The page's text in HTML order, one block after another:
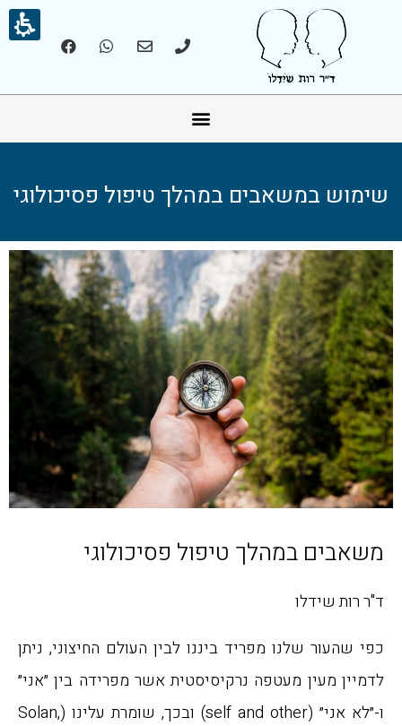
שימוש במשאבים במהלך טיפול פסיכולוגי
משאבים במהלך טיפול פסיכולוגי
ד"ר רות שידלו
כפי שהעור שלנו מפריד ביננו לבין העולם החיצוני, ניתן
לדמיין מעין מעטפה נרקיסיסטית אשר מפרידה בין ״אני״
ו-״לא אני״ (self and other) ובכך, שומרת עלינו (Solan,